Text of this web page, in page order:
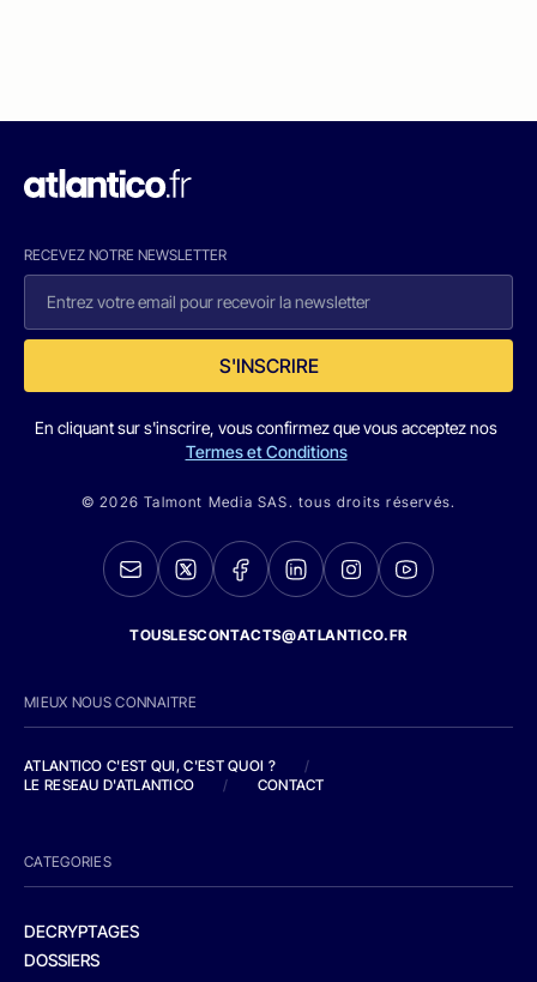
RECEVEZ NOTRE NEWSLETTER
S'INSCRIRE
En cliquant sur s'inscrire, vous confirmez que vous acceptez nos
Termes et Conditions
© 2026 Talmont Media SAS. tous droits réservés.
TOUSLESCONTACTS@ATLANTICO.FR
MIEUX NOUS CONNAITRE
ATLANTICO C'EST QUI, C'EST QUOI ?
/
LE RESEAU D'ATLANTICO
/ CONTACT
CATEGORIES
DECRYPTAGES
DOSSIERS